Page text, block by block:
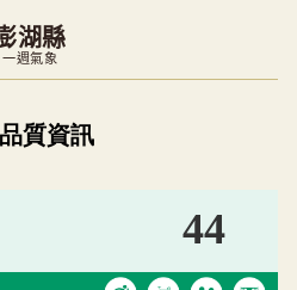
湖縣
一週氣象
為視覺預覽，完整即時空